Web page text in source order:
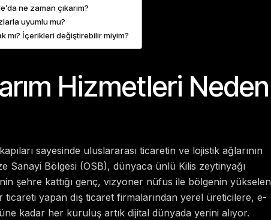
ne zaman çıkarım?
uyumlu mu?
mı? İçerikleri değiştirebilir miyim?
Hizmetleri Neden
sayesinde uluslararası ticaretin ve lojistik ağlarının
Sanayi Bölgesi (OSB), dünyaca ünlü Kilis zeytinyağı
şehre kattığı genç, vizyoner nüfus ile bölgenin yükselen
ticareti yapan dış ticaret firmalarından yerel üreticilere, e-
kadar her kuruluş artık dijital dünyada yerini alıyor.